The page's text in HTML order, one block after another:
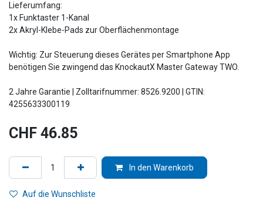
Lieferumfang:
1x Funktaster 1-Kanal
2x Akryl-Klebe-Pads zur Oberflächenmontage
Wichtig: Zur Steuerung dieses Gerätes per Smartphone App
benötigen Sie zwingend das KnockautX Master Gateway TWO.
2 Jahre Garantie | Zolltarifnummer: 8526.9200 | GTIN:
4255633300119
CHF 46.85
In den Warenkorb
Auf die Wunschliste